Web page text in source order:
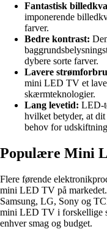
Fantastisk
imponerende
farver.
Bedre kontrast:
dybere sorte farver.
Lavere
mini LED TV et
skærmteknologier.
Lang levetid: LED-
hvilket betyder, at
behov for
Populære Mini
Flere førende
mini LED TV på
Samsung, LG, Sony og
mini LED TV i forskellige
enhver smag og budget.